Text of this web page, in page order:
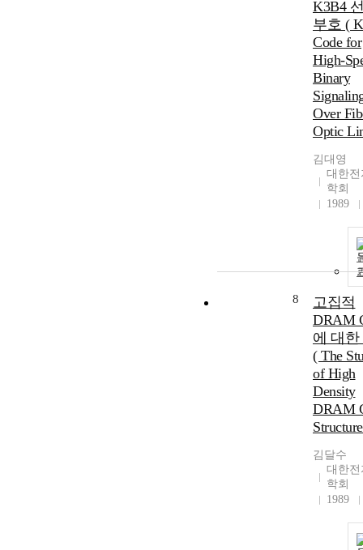
K3B4
부호 (
Code for
High-
Binary
Over
Optic
김대영
대한전
학회
1989
8
고집적
DRAM
에 대한
( The
of High
Density
DRAM
김달수
대한전
학회
1989